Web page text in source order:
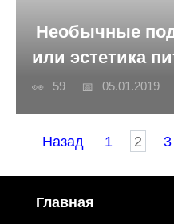
Необычные
или эстетика
59 05.01.2019
Пагинация
Назад 1 2 3
Главная